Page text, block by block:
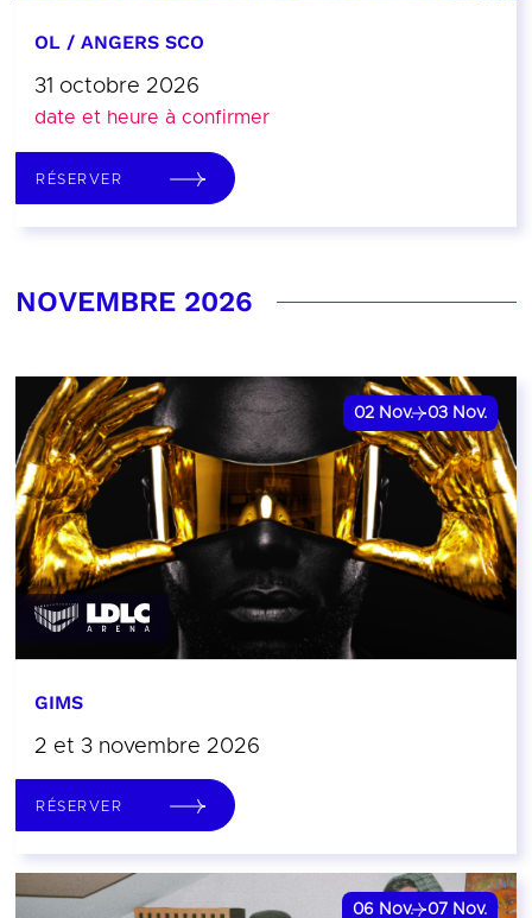
OL / ANGERS SCO
31 octobre 2026
date et heure à confirmer
RÉSERVER
NOVEMBRE 2026
02 Nov. 03 Nov.
GIMS
2 et 3 novembre 2026
RÉSERVER
06 Nov. 07 Nov.